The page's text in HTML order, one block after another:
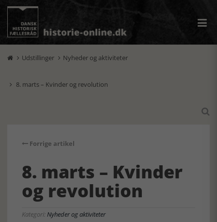
 Udstillinger  Nyheder og aktiviteter
 8. marts – Kvinder og revolution

Forrige artikel
8. marts – Kvinder
og revolution
Kategori:Nyheder og aktiviteter